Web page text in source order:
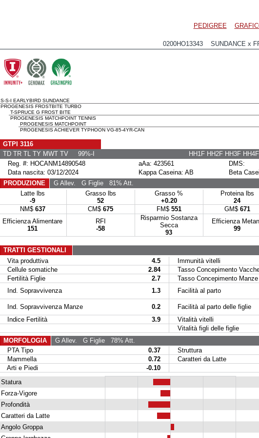
PEDIGREE
0200HO13343 SUNDANCE x
S-S-I EARLYBIRD SUNDANCE
PROGENESIS FROSTBITE TURBO
T-SPRUCE G FROST BITE
PROGENESIS MATCHPOINT TENNIS
PROGENESIS MATCHPOINT
PROGENESIS ACHIEVER TYPHOON VG-85-4YR-CAN
GTPI 3116
TD TR TL TY MWT TV 99%-I
HH1F HH2F HH3F
Reg. #: HOCANM14890548
aAa: 423561
DMS:
Data nascita: 03/12/2024
Kappa Caseina: AB
Beta
PRODUZIONE
G Allev. G Figlie81% Att.
Latte lbs
-9
Grasso lbs
52
Grasso %
+0.20
Proteina lbs
24
NM$ 637 CM$ 675 FM$ 551 GM$ 671
Efficienza Alimentare
151
RFI
-58
Risparmio Sostanza
Secca
93
Efficienza
99
TRATTI GESTIONALI
Vita produttiva
4.5 Immunità vitelli
Cellule somatiche
2.84 Tasso Concepimento
Fertilità Figlie
2.7 Tasso Concepimento Manze
Ind. Sopravvivenza
1.3 Facilità al parto
Ind. Sopravvivenza Manze
0.2 Facilità al parto delle figlie
Indice Fertilità
3.9 Vitalità vitelli
Vitalità figli delle figlie
MORFOLOGIA
G Allev. G Figlie78% Att.
PTA Tipo
0.37 Struttura
Mammella
0.72 Caratteri da Latte
Arti e Piedi
-0.10
Statura
Forza-Vigore
Profondità
Caratteri da Latte
Angolo Groppa